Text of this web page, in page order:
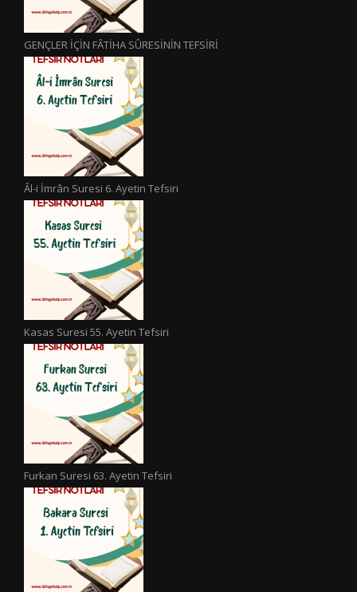
GENÇLER İÇİN FÂTİHA SÛRESİNİN TEFSİRİ
Âl-i İmrân Suresi 6. Ayetin Tefsiri
Kasas Suresi 55. Ayetin Tefsiri
Furkan Suresi 63. Ayetin Tefsiri